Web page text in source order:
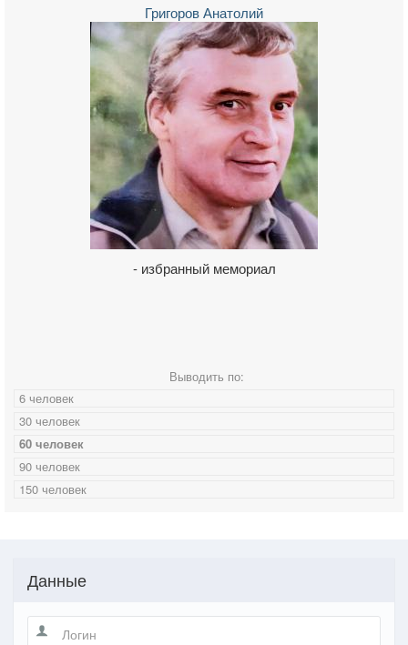
Григоров Анатолий
- избранный мемориал
Выводить по:
6 человек
30 человек
60 человек
90 человек
150 человек
Данные